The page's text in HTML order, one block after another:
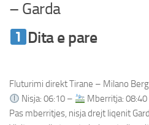
– Garda
Dita e pare
Fluturimi direkt Tirane – Milano
Nisja: 06:10 –
Mberritja: 08:40
Pas mberritjes, nisja drejt liqenit